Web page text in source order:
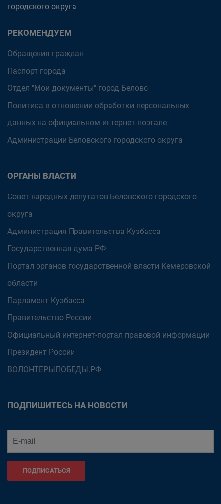
городского округа
РЕКОМЕНДУЕМ
Обращения граждан
Паспорт города
Отдел "Мои документы" город Белово
Политика в отношении обработки персональных
данных на официальном интернет-портале
Администрации Беловского городского округа
ОРГАНЫ ВЛАСТИ
Совет народных депутатов Беловского городского
округа
Администрация Правительства Кузбасса
Государственная дума РФ
Портал органов государственной власти Кемеровской
области
Парламент Кузбасса
Правительство России
Официальный интернет-портал правовой информации
Президент России
ВОЛОНТЕРЫПОБЕДЫ.РФ
ПОДПИШИТЕСЬ НА НОВОСТИ
ПОДПИСАТЬСЯ